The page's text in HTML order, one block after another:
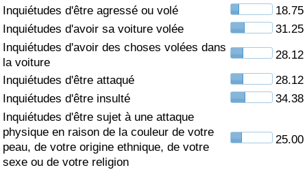
Inquiétudes d'être agressé ou volé
18.75
Inquiétudes d'avoir sa voiture volée
31.25
Inquiétudes d'avoir des choses volées dans
la voiture
28.12
Inquiétudes d'être attaqué
28.12
Inquiétudes d'être insulté
34.38
Inquiétudes d'être sujet à une attaque
physique en raison de la couleur de votre
peau, de votre origine ethnique, de votre
sexe ou de votre religion
25.00
Soins de santé
Indice des soins de santé (Actuel)
Indice des soins de santé
Indice des soins de santé par Pays
Pollution